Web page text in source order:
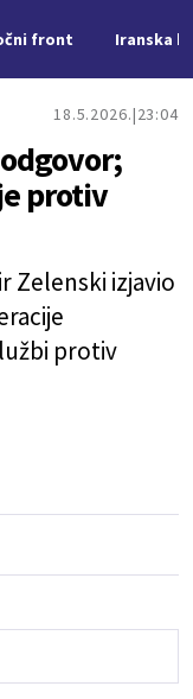
front Iranska
18.5.2026. 23:04
protiv
Zelenski izjavio
protiv